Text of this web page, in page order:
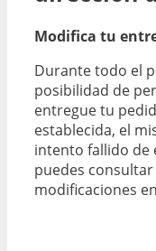
Modifica tu
Durante todo el
posibilidad de
entregue tu
establecida, el
intento fallido de
puedes
modificaciones